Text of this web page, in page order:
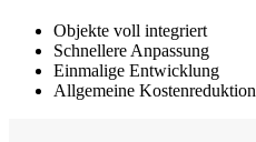
Objekte voll integriert
Schnellere Anpassung
Einmalige Entwicklung
Allgemeine Kostenreduktion